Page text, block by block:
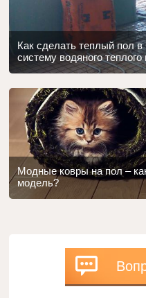
Как сделать теплый пол
систему водяного теплого
Модные ковры на пол –
модель?